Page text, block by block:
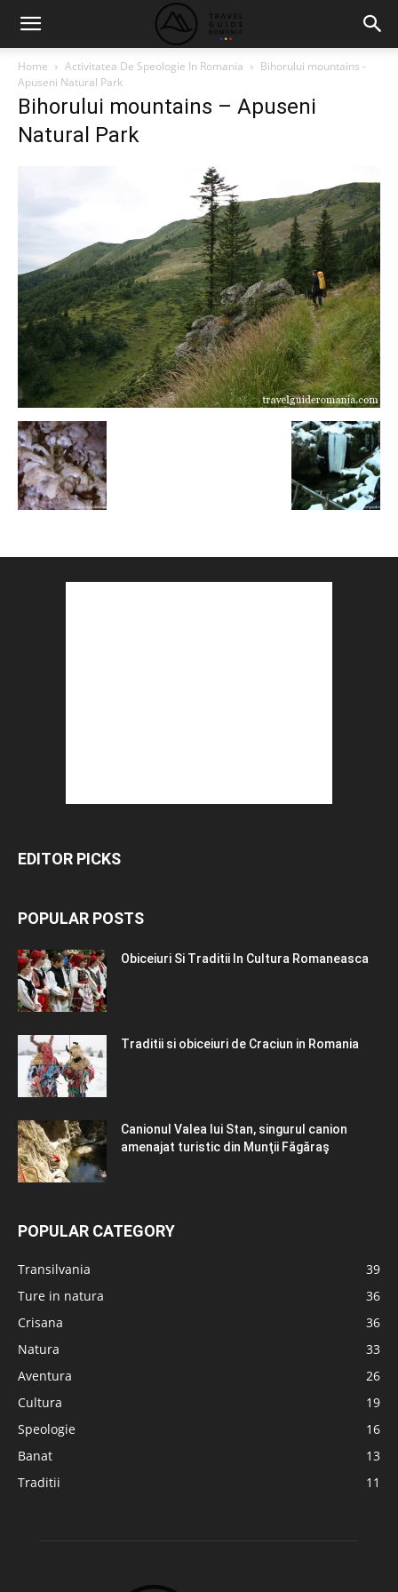
Home Activitatea De Speologie In Romania
Bihorului mountains -
Apuseni Natural Park
Bihorului mountains – Apuseni
Natural Park
EDITOR PICKS
POPULAR POSTS
Obiceiuri Si Traditii In Cultura Romaneasca
Traditii si obiceiuri de Craciun in Romania
Canionul Valea lui Stan, singurul canion
amenajat turistic din Munţii Făgăraş
POPULAR CATEGORY
Transilvania
39
Ture in natura
36
Crisana
36
Natura
33
Aventura
26
Cultura
19
Speologie
16
Banat
13
Traditii
11